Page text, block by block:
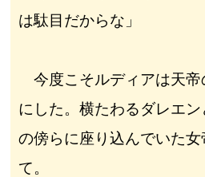
は駄目だからな」
今度こそルディアは天帝
にした。横たわるダレエ
の傍らに座り込んでいた
て。